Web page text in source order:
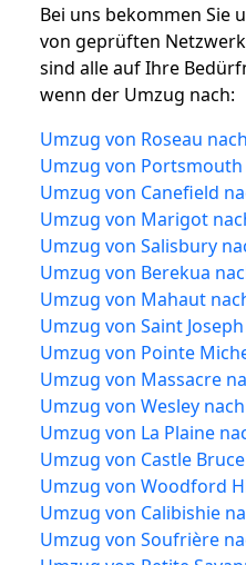
Bei uns bekommen Sie
von geprüften
sind alle auf Ihre
wenn der Umzug nach:
Umzug von Roseau
Umzug von
Umzug von Canefield
Umzug von Marigot
Umzug von Salisbury
Umzug von Berekua
Umzug von Mahaut
Umzug von Saint
Umzug von Pointe
Umzug von Massacre
Umzug von Wesley
Umzug von La Plaine
Umzug von Castle
Umzug von Woodford
Umzug von Calibishie
Umzug von Soufrière